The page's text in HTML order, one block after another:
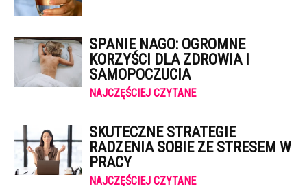
SPANIE NAGO: OGROMNE
KORZYŚCI DLA ZDROWIA I
SAMOPOCZUCIA
NAJCZĘŚCIEJ CZYTANE
SKUTECZNE STRATEGIE
RADZENIA SOBIE ZE STRESEM W
PRACY
NAJCZĘŚCIEJ CZYTANE